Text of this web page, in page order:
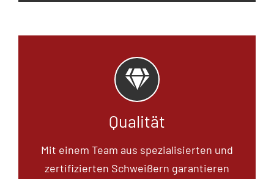
Qualität
Mit einem Team aus spezialisierten und
zertifizierten Schweißern garantieren